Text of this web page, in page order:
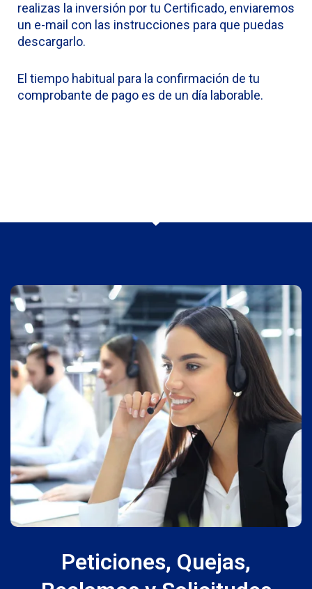
realizas la inversión por tu Certificado, enviaremos
un e-mail con las instrucciones para que puedas
descargarlo.
El tiempo habitual para la confirmación de tu
comprobante de pago es de un día laborable.
Peticiones, Quejas,